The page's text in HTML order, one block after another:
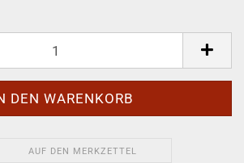
AUF DEN MERKZETTEL